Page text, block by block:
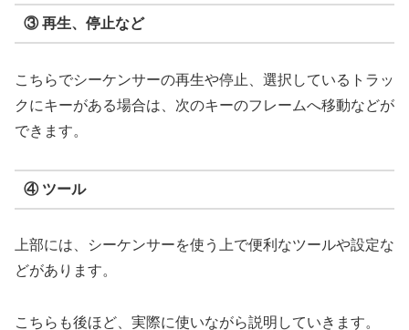
③ 再生、停止など
こちらでシーケンサーの再生や停止、選択しているトラッ
クにキーがある場合は、次のキーのフレームへ移動などが
できます。
④ ツール
上部には、シーケンサーを使う上で便利なツールや設定な
どがあります。
こちらも後ほど、実際に使いながら説明していきます。